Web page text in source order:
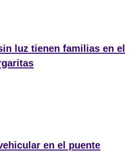
luz tienen familias en el
en el puente